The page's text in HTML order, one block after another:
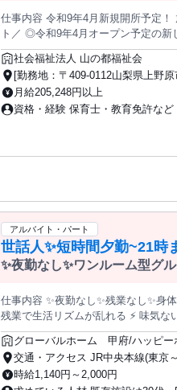
です！ ご応募お待ちしております！
仕事内容 令和9年4月新規開所予定！ 放課
ト／ ◎令和9年4月オープン予定の
でプライベートも大切にできる ◎残
険完備、交通費支給で安心して長く働ける 【お仕事内容】 令和9年4月開所予定の放課後等デイサービス
て、 子どもたち一人ひとりに寄り
・遊びや学習の見守り、活動サポート ・日常生活支援 ・記録作
許をお持ちの方 ・児童福祉に関心のある方 ・子
給、昇給あり、 賞与年2回（前年度
いただける方のご応募をお待ちして
社会福祉法人 山の都福祉会
[勤務地：〒409-0112山梨県上野原
月給205,248円以上
資格・経験 保育士・教育免許など
アルバイト・パート
世話人✨短時間夕勤~21時
✨夜勤なし✨ワンルーム型グ
仕事内容 ✨夜勤なし✨残業なし✨身体の負担
残業で生活リズムが乱れる ⚡ 味気
ない”見守り＋家事サポート” で、 利用者さんに温かい
✅カレーや煮物などレシピサイトを 見ながら簡単な家庭料理づくり◎ ✅お部屋の掃除や洗濯など、 軽い家事全般◎
✅「今日はどうだった？」 「困ってることない？」などの 会話や見守りをするだけでOK！ ＜特別な資格や経験は一切
不要！＞ ご自分のペースで、家事をしな
グローバルホーム 甲府/ハッピー
交通・アクセス JR中央本線(東京
時給1,140円～2,000円